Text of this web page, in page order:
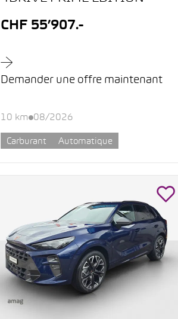
CHF 55’907.-
Demander une offre maintenant
10 km 08/2026
Carburant Automatique